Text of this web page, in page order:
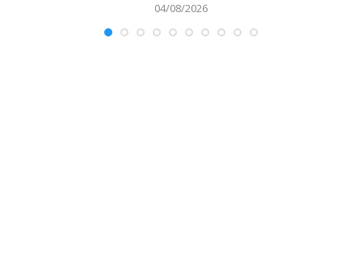
04/08/2026